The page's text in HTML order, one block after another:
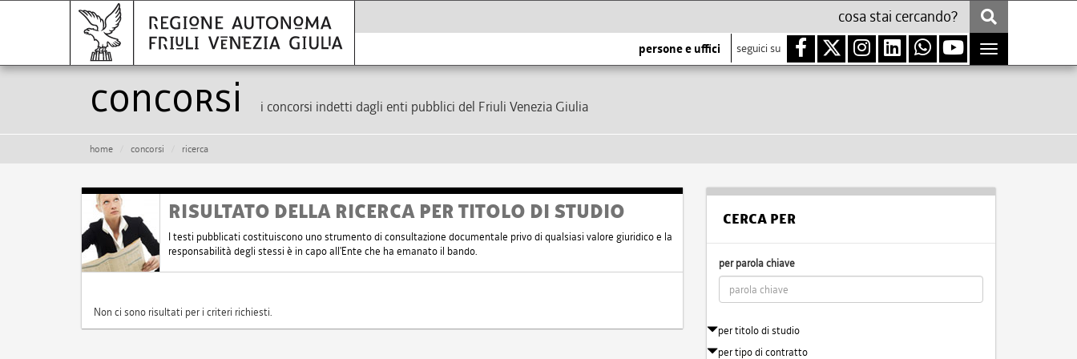
persone e uffici seguici su
Toggle
navigation
Concorsi i concorsi indetti dagli enti pubblici del Friuli Venezia Giulia
home concorsi ricerca
RISULTATO DELLA RICERCA PER TITOLO DI STUDIO
I testi pubblicati costituiscono uno strumento di consultazione documentale privo di qualsiasi valore giuridico e la
responsabilità degli stessi è in capo all'Ente che ha emanato il bando.
Non ci sono risultati per i criteri richiesti.
CERCA PER
per parola chiave
per titolo di studio
per tipo di contratto